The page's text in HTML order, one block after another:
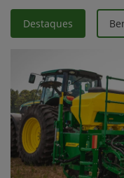
Destaques